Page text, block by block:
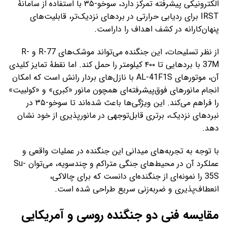
الکترونیکی پیشرفته تمرکز دارد، سوخو-۳۵ با استفاده از سامانهٔ
IRST برای ردیابی حرارتی در بردهای نزدیک‌تر، قابلیت‌های
پنهان‌کارانه در کشف اهداف را داراست.
از نظر تسلیحات، این جنگنده می‌تواند موشک‌های R-77 و R-
37M با بردهایی تا ۴۰۰ کیلومتر را حمل کند. اما نقطهٔ تمایز کلیدی
آن، موتورهای AL-41F1S با نازل‌های بردار رانش است که امکان
انجام مانورهای فوق‌پیشرفته‌ای همچون مانور «کبری» و «کولبیت»
را فراهم می‌کند. این ویژگی‌ها باعث شده‌اند تا سوخو-۳۵ در
نبردهای نزدیک، برتری قابل‌توجهی در مانورپذیری از خود نشان
دهد.
با توجه به تجربه‌های میدانی این جنگنده در عملیات واقعی و
عملکرد آن در محیط‌های جنگی متراکم و چندسویه، می‌توان Su-
35S را نمونه‌ای از جنگنده‌ای دانست که برای چالاکی،
انعطاف‌پذیری و ضربه‌زنی سریع طراحی شده است.
مقایسه فنی دو جنگنده روسی و آمریکایی